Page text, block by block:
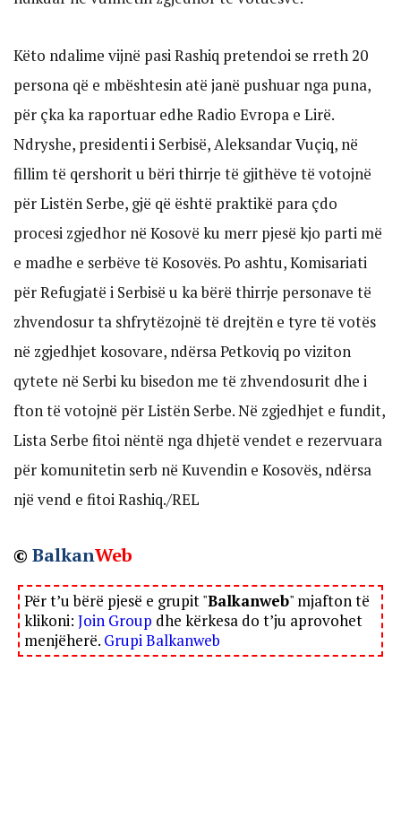
Këto ndalime vijnë pasi Rashiq pretendoi se rreth 20
persona që e mbështesin atë janë pushuar nga puna,
për çka ka raportuar edhe Radio Evropa e Lirë.
Ndryshe, presidenti i Serbisë, Aleksandar Vuçiq, në
fillim të qershorit u bëri thirrje të gjithëve të votojnë
për Listën Serbe, gjë që është praktikë para çdo
procesi zgjedhor në Kosovë ku merr pjesë kjo parti më
e madhe e serbëve të Kosovës. Po ashtu, Komisariati
për Refugjatë i Serbisë u ka bërë thirrje personave të
zhvendosur ta shfrytëzojnë të drejtën e tyre të votës
në zgjedhjet kosovare, ndërsa Petkoviq po viziton
qytete në Serbi ku bisedon me të zhvendosurit dhe i
fton të votojnë për Listën Serbe. Në zgjedhjet e fundit,
Lista Serbe fitoi nëntë nga dhjetë vendet e rezervuara
për komunitetin serb në Kuvendin e Kosovës, ndërsa
një vend e fitoi Rashiq./REL
© BalkanWeb
Për t’u bërë pjesë e grupit "Balkanweb" mjafton të
klikoni: Join Group dhe kërkesa do t’ju aprovohet
menjëherë. Grupi Balkanweb